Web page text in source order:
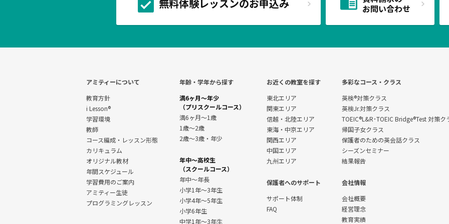
無料体験レッスンのお申込み
お問い合わせ
アミティーについて
教育方針
i Lesson®
学習環境
教師
コース編成・レッスン形態
カリキュラム
オリジナル教材
年間スケジュール
学習費用のご案内
アミティー生徒
プログラミングレッスン
年齢・学年から探す
満6ヶ月～年少
（プリスクールコース）
満6ヶ月～1歳
1歳～2歳
2歳～3歳・年少
年中～高校生
（スクールコース）
年中～年長
小学1年～3年生
小学4年～5年生
小学6年生
中学1年〜3年生
お近くの教室を探す
東北エリア
関東エリア
信越・北陸エリア
東海・中京エリア
関西エリア
中国エリア
九州エリア
保護者へのサポート
サポート体制
FAQ
多彩なコース・クラス
英検®対策クラス
英検Jr.対策クラス
TOEIC®L&R･TOEIC Bridge®Test 対策ク
帰国子女クラス
保護者のための英会話クラス
シーズンセミナー
結果報告
会社情報
会社概要
経営理念
教育実績